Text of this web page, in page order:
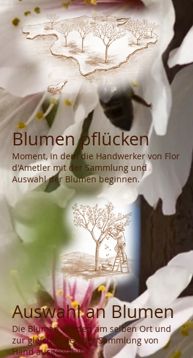
Blumen pflücken
Moment, in dem die Handwerker von Flor
d'Ametler mit der Sammlung und
Auswahl der Blumen beginnen.
Auswahl an Blumen
Die Blumen werden am selben Ort und
zur gleichen Zeit der Sammlung von
Hand ausgewählt